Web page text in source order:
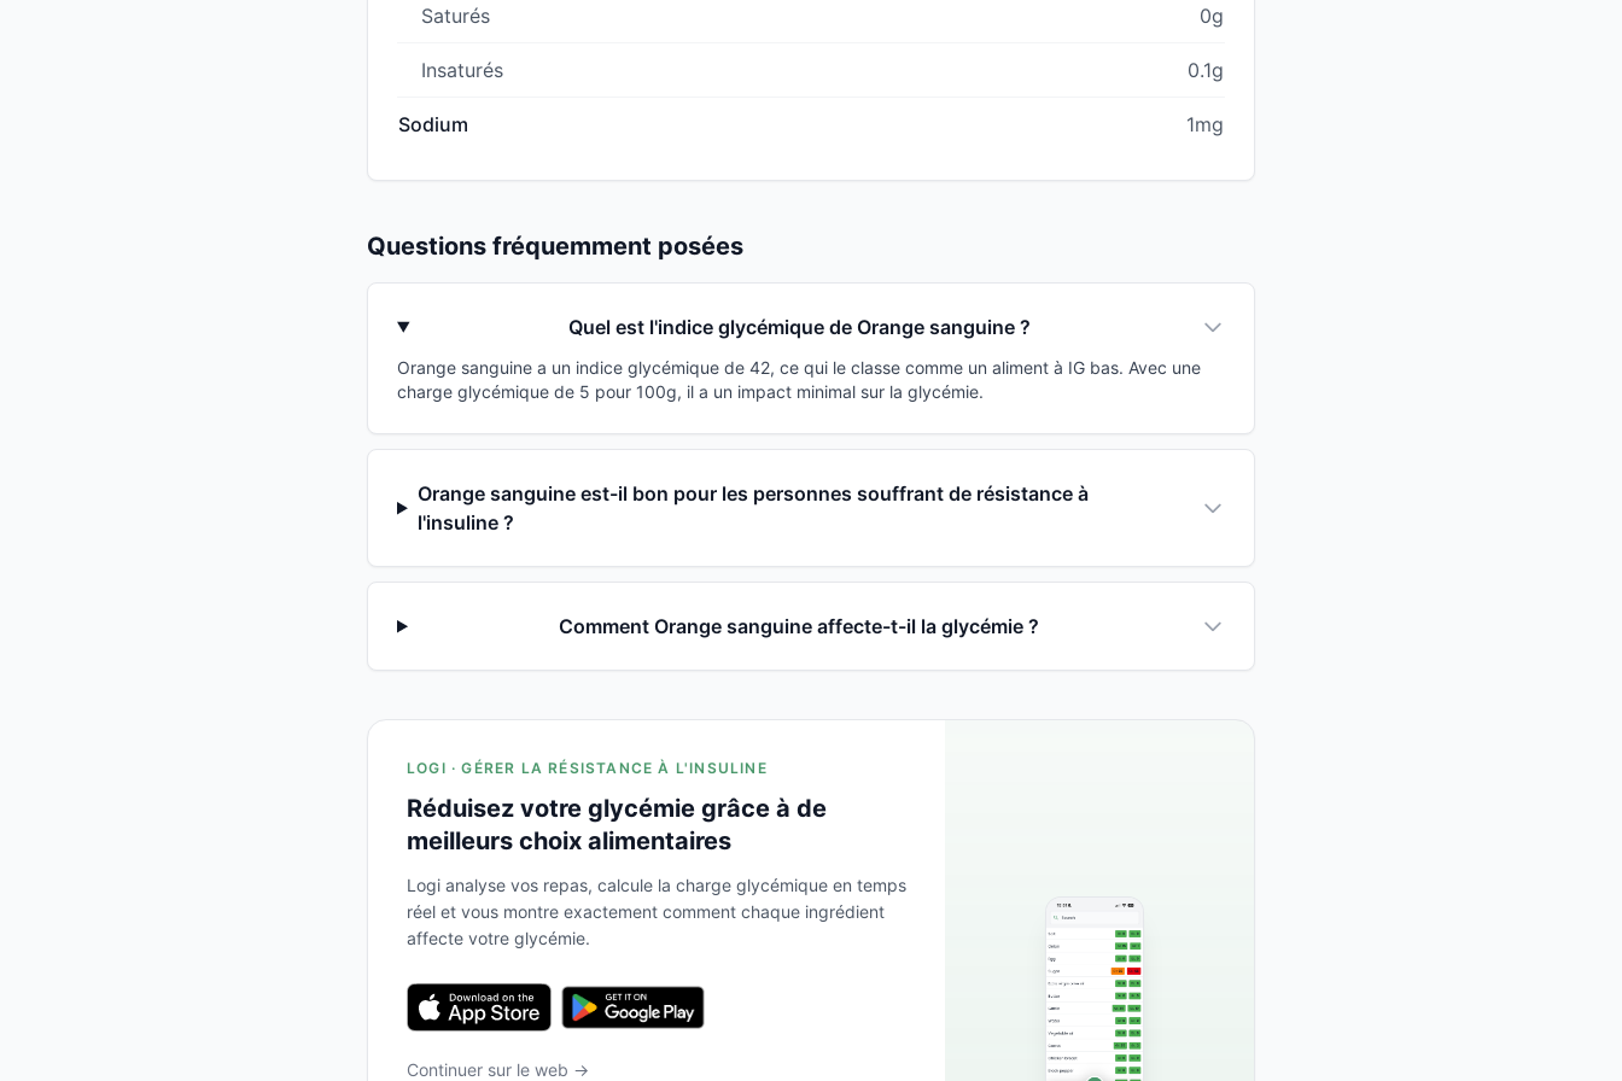
Saturés 0g
Insaturés 0.1g
Sodium 1mg
Questions fréquemment posées
Quel est l'indice glycémique de Orange sanguine ?
Orange sanguine a un indice glycémique de 42, ce qui le classe comme un aliment à IG bas. Avec une
charge glycémique de 5 pour 100g, il a un impact minimal sur la glycémie.
Orange sanguine est-il bon pour les personnes souffrant de résistance à
l'insuline ?
Comment Orange sanguine affecte-t-il la glycémie ?
LOGI · GÉRER LA RÉSISTANCE À L'INSULINE
Réduisez votre glycémie grâce à de
meilleurs choix alimentaires
Logi analyse vos repas, calcule la charge glycémique en temps
réel et vous montre exactement comment chaque ingrédient
affecte votre glycémie.
Continuer sur le web →